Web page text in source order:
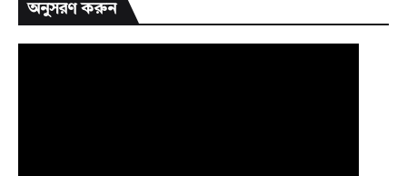
অনুসরণ করুন